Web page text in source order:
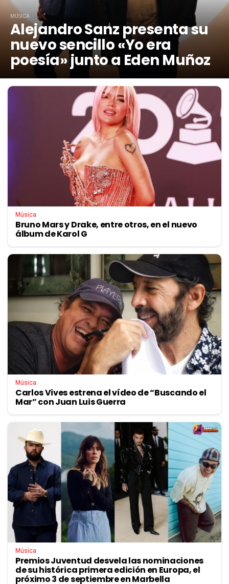
MÚSICA
Alejandro Sanz presenta su
nuevo sencillo «Yo era
poesía» junto a Eden Muñoz
Música
Bruno Mars y Drake, entre otros, en el nuevo
álbum de Karol G
Música
Carlos Vives estrena el vídeo de “Buscando el
Mar” con Juan Luis Guerra
Música
Premios Juventud desvela las nominaciones
de su histórica primera edición en Europa, el
próximo 3 de septiembre en Marbella